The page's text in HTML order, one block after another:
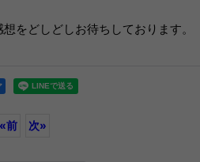
をどしどしお待ちしております。
«前 次»